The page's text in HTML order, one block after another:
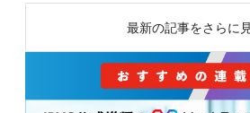
最新の記事をさらに